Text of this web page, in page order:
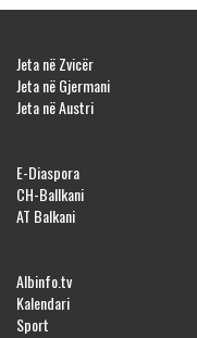
Jeta në Zvicër
Jeta në Gjermani
Jeta në Austri
E-Diaspora
CH-Ballkani
AT Balkani
Albinfo.tv
Kalendari
Sport